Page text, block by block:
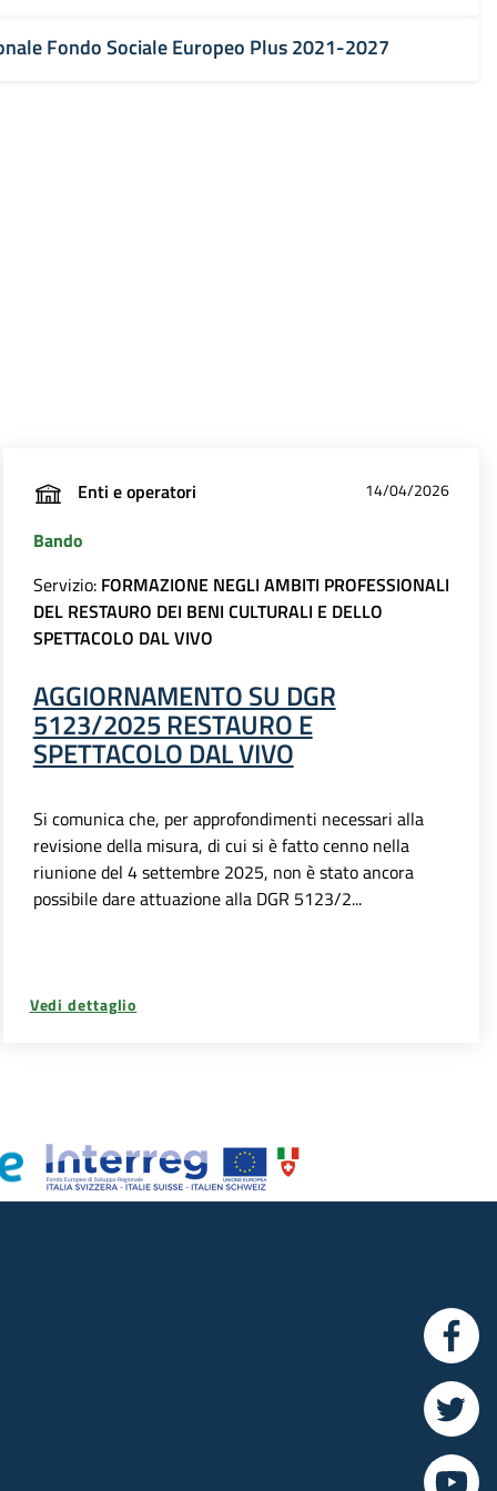
Fondo Sociale Europeo Plus 2021-2027
Enti e operatori 14/04/2026
Bando
Servizio: FORMAZIONE NEGLI AMBITI PROFESSIONALI
DEL RESTAURO DEI BENI CULTURALI E DELLO
SPETTACOLO DAL VIVO
AGGIORNAMENTO SU DGR
5123/2025 RESTAURO E
SPETTACOLO DAL VIVO
Si comunica che, per approfondimenti necessari alla
revisione della misura, di cui si è fatto cenno nella
riunione del 4 settembre 2025, non è stato ancora
possibile dare attuazione alla DGR 5123/2...
Vedi dettaglio